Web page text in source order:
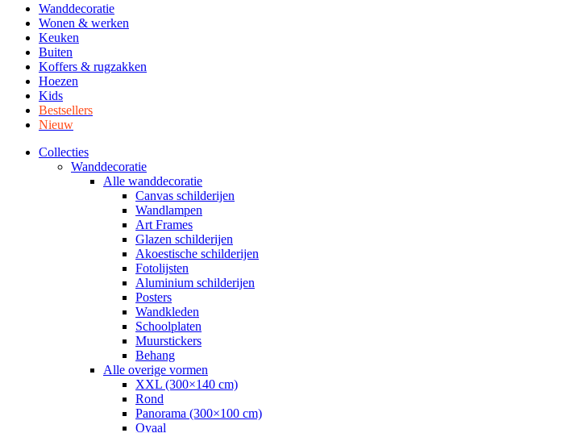
Wanddecoratie
Wonen & werken
Keuken
Buiten
Koffers & rugzakken
Hoezen
Kids
Bestsellers
Nieuw
Collecties
Wanddecoratie
Alle wanddecoratie
Canvas schilderijen
Wandlampen
Art Frames
Glazen schilderijen
Akoestische schilderijen
Fotolijsten
Aluminium schilderijen
Posters
Wandkleden
Schoolplaten
Muurstickers
Behang
Alle overige vormen
XXL (300×140 cm)
Rond
Panorama (300×100 cm)
Ovaal